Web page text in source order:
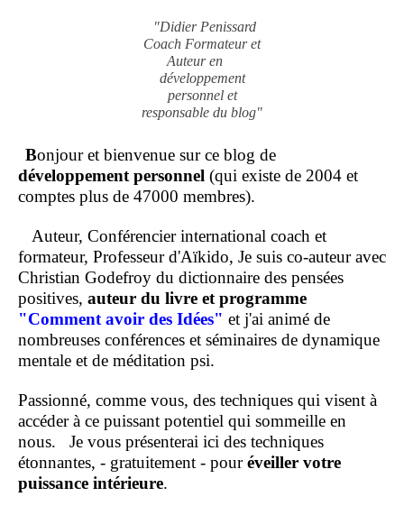
"Didier Penissard
Coach Formateur et
Auteur en
développement
personnel et
responsable du blog"
Bonjour et bienvenue sur ce blog de
développement personnel (qui existe de 2004 et
comptes plus de 47000 membres).
Auteur, Conférencier international coach et
formateur, Professeur d'Aïkido, Je suis co-auteur avec
Christian Godefroy du dictionnaire des pensées
positives, auteur du livre et programme
"Comment avoir des Idées" et j'ai animé de
nombreuses conférences et séminaires de dynamique
mentale et de méditation psi.
Passionné, comme vous, des techniques qui visent à
accéder à ce puissant potentiel qui sommeille en
nous. Je vous présenterai ici des techniques
étonnantes, - gratuitement - pouréveiller votre
puissance intérieure.